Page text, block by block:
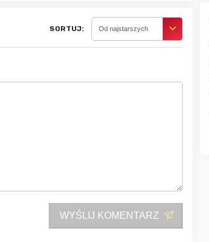
SORTUJ: Od najstarszych
WYŚLIJ KOMENTARZ